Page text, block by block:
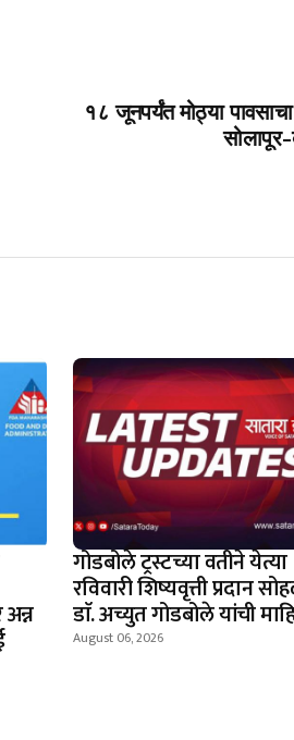
१८ जूनपर्यंत मोठ्या
गोडबोले ट्रस्टच्या वतीने येत्या
रविवारी शिष्यवृत्ती प्रदान
डाॅ. अच्युत गोडबोले यांची
August 06, 2026